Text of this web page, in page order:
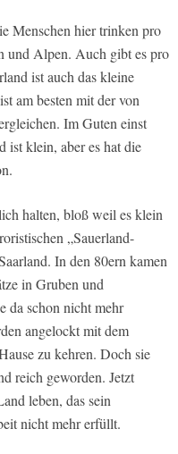
Menschen hier trinken pro
und Alpen. Auch gibt es pro
ist auch das kleine
am besten mit der von
Im Guten einst
ist klein, aber es hat die
halten, bloß weil es klein
„Sauerland-
In den 80ern kamen
in Gruben und
da schon nicht mehr
angelockt mit dem
zu kehren. Doch sie
reich geworden. Jetzt
leben, das sein
nicht mehr erfüllt.